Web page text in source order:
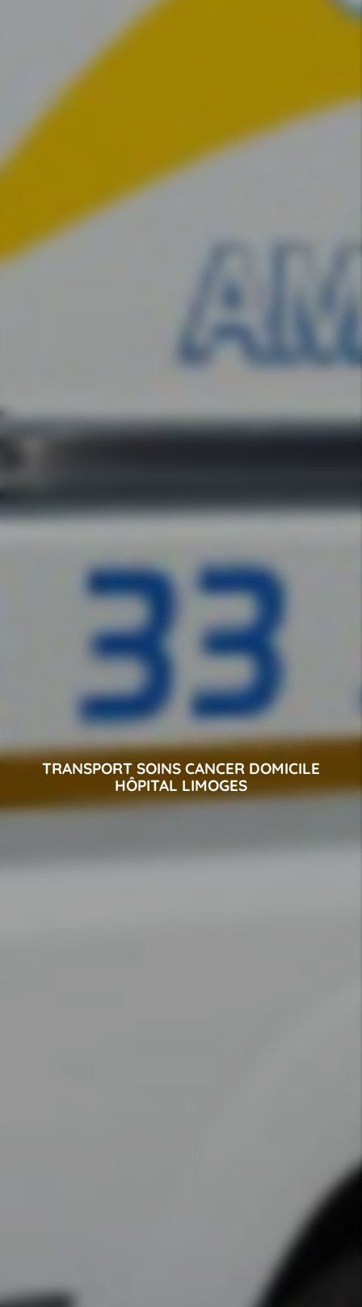
TRANSPORT SOINS CANCER DOMICILE
HÔPITAL LIMOGES